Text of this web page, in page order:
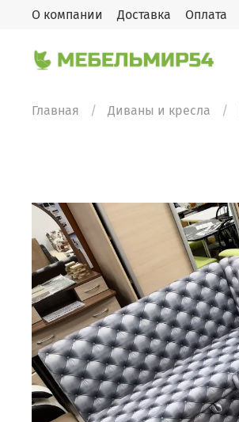
О компании Доставка Оплата
Главная Диваны и кресла